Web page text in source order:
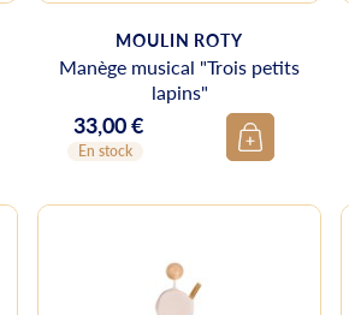
MOULIN ROTY
Manège musical "Trois petits
lapins"
Prix
33,00 €
En stock